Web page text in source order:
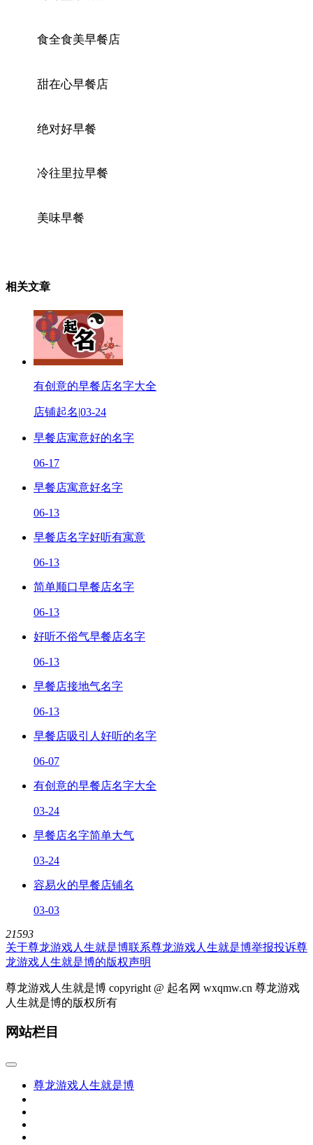
食全食美早餐店
甜在心早餐店
绝对好早餐
冷往里拉早餐
美味早餐
相关文章
有创意的早餐店名字大全
店铺起名|03-24
早餐店寓意好的名字
06-17
早餐店寓意好名字
06-13
早餐店名字好听有寓意
06-13
简单顺口早餐店名字
06-13
好听不俗气早餐店名字
06-13
早餐店接地气名字
06-13
早餐店吸引人好听的名字
06-07
有创意的早餐店名字大全
03-24
早餐店名字简单大气
03-24
容易火的早餐店铺名
03-03
21593
关于尊龙游戏人生就是博联系尊龙游戏人生就是博举报投诉尊
龙游戏人生就是博的版权声明
尊龙游戏人生就是博 copyright @ 起名网 wxqmw.cn 尊龙游戏
人生就是博的版权所有
网站栏目
尊龙游戏人生就是博